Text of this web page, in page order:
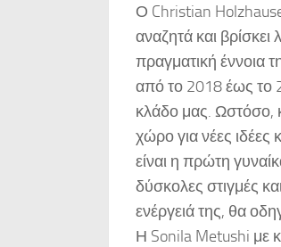
Ο Christian
αναζητά και
πραγματική έννοια
από το 2018 έως το
κλάδο μας. Ωστόσο,
χώρο για νέες ιδέες
είναι η πρώτη
δύσκολες στιγμές
ενέργειά της, θα
Η Sonila Metushi με